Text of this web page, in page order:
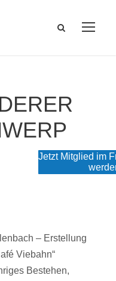
– Erstellung
Viebahn“
Bestehen,
Jetzt Mitglied im